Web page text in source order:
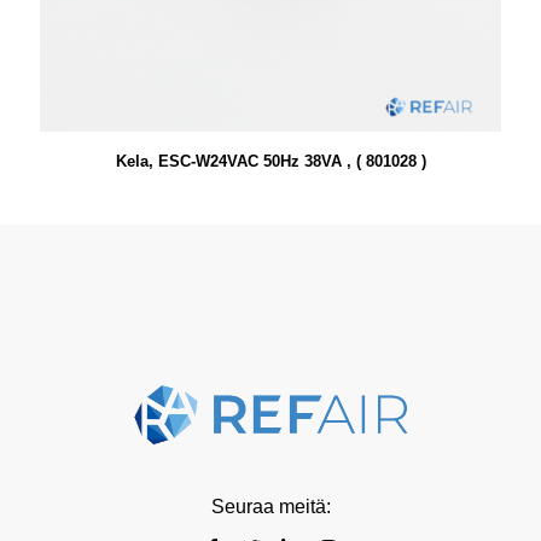
Kela, ESC-W24VAC 50Hz 38VA , ( 801028 )
Seuraa meitä: